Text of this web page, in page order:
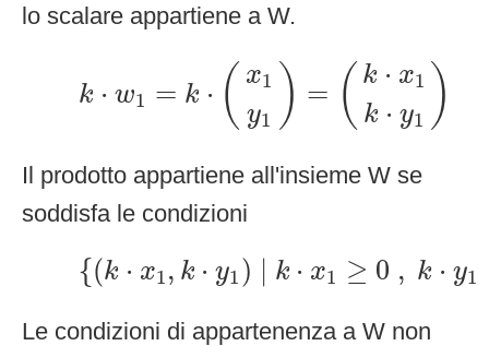
lo scalare appartiene a W.
k ⋅ w1 = k ⋅ ( x1
y1 ) = ( k ⋅ x1
k ⋅ y1 )
1 )= 1 k
Il prodotto appartiene all'insieme W se
soddisfa le condizioni
{(k ⋅ x1, k ⋅ y1) | k ⋅ x1 ≥ 0 , k ⋅ y1
x1 y1 ) | ≥ 0 , ⋅y
Le condizioni di appartenenza a W non